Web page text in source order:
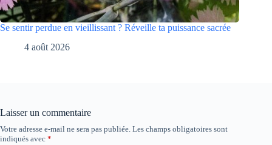
Se sentir perdue en vieillissant ? Réveille ta puissance sacrée
4 août 2026
Laisser un commentaire
Votre adresse e-mail ne sera pas publiée. Les champs obligatoires sont
indiqués avec *